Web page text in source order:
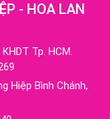
- HOA LAN
Tp. HCM.
Hiệp Bình Chánh,